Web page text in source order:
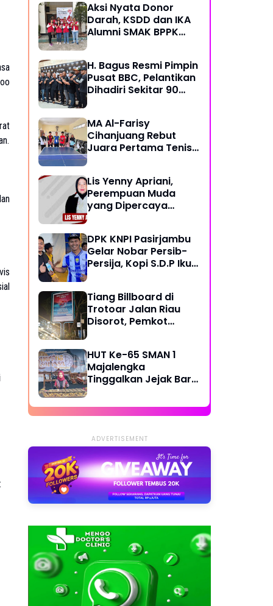
Aksi Nyata Donor
Darah, KSDD dan IKA
Alumni SMAK BPPK
H. Bagus Resmi Pimpin
Pusat BBC, Pelantikan
Dihadiri Sekitar 90
MA Al-Farisy
Cihanjuang Rebut
Juara Pertama Tenis
Lis Yenny Apriani,
Perempuan Muda
yang Dipercaya
DPK KNPI Pasirjambu
Gelar Nobar Persib-
Persija, Kopi S.D.P Ikut
Tiang Billboard di
Trotoar Jalan Riau
Disorot, Pemkot
HUT Ke-65 SMAN 1
Majalengka
Tinggalkan Jejak Baru,
Fasilitas Baru Siswa
ADVERTISEMENT